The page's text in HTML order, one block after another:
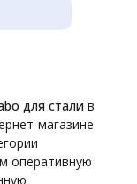
для стали в
магазине
оперативную